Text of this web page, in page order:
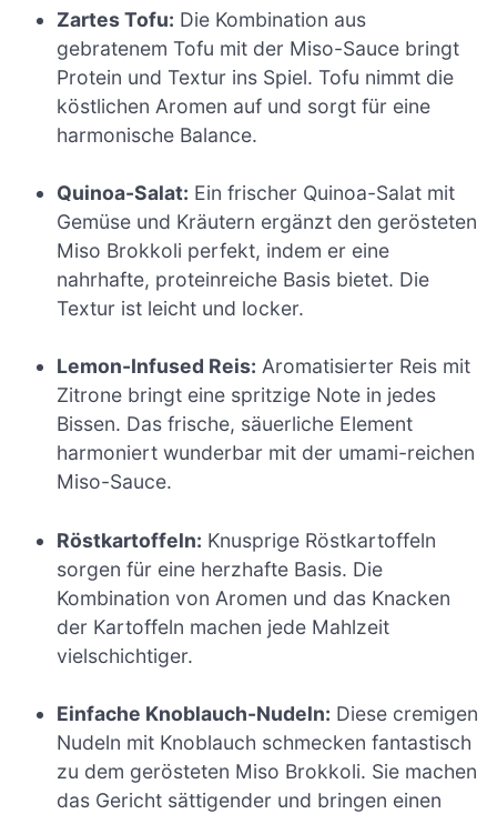
Zartes Tofu: Die Kombination aus
gebratenem Tofu mit der Miso-Sauce bringt
Protein und Textur ins Spiel. Tofu nimmt die
köstlichen Aromen auf und sorgt für eine
harmonische Balance.
Quinoa-Salat: Ein frischer Quinoa-Salat mit
Gemüse und Kräutern ergänzt den gerösteten
Miso Brokkoli perfekt, indem er eine
nahrhafte, proteinreiche Basis bietet. Die
Textur ist leicht und locker.
Lemon-Infused Reis: Aromatisierter Reis mit
Zitrone bringt eine spritzige Note in jedes
Bissen. Das frische, säuerliche Element
harmoniert wunderbar mit der umami-reichen
Miso-Sauce.
Röstkartoffeln: Knusprige Röstkartoffeln
sorgen für eine herzhafte Basis. Die
Kombination von Aromen und das Knacken
der Kartoffeln machen jede Mahlzeit
vielschichtiger.
Einfache Knoblauch-Nudeln: Diese cremigen
Nudeln mit Knoblauch schmecken fantastisch
zu dem gerösteten Miso Brokkoli. Sie machen
das Gericht sättigender und bringen einen